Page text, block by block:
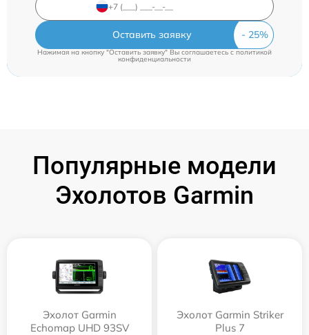
Оставить заявку
Нажимая на кнопку "Оставить заявку" Вы соглашаетесь cполитикой
конфиденциальности
Популярные модели
Эхолотов Garmin
Эхолот Garmin
Echomap UHD 93SV
Эхолот Garmin Striker
Plus 7